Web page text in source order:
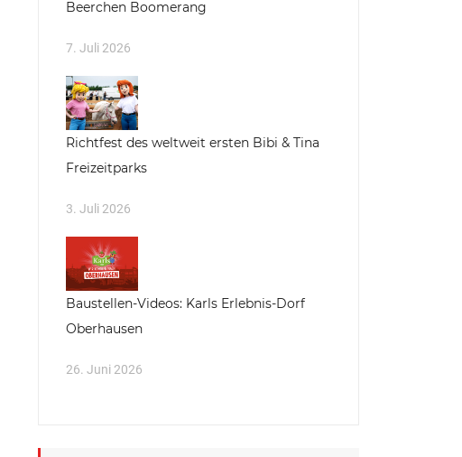
Beerchen Boomerang
7. Juli 2026
Richtfest des weltweit ersten Bibi & Tina
Freizeitparks
3. Juli 2026
Baustellen-Videos: Karls Erlebnis-Dorf
Oberhausen
26. Juni 2026